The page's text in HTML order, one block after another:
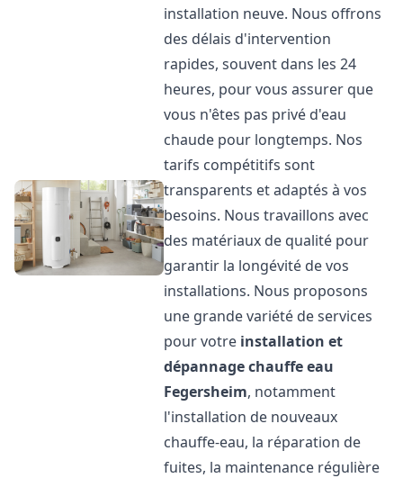
installation neuve. Nous offrons
des délais d'intervention
rapides, souvent dans les 24
heures, pour vous assurer que
vous n'êtes pas privé d'eau
chaude pour longtemps. Nos
tarifs compétitifs sont
transparents et adaptés à vos
besoins. Nous travaillons avec
des matériaux de qualité pour
garantir la longévité de vos
installations. Nous proposons
une grande variété de services
pour votre installation et
dépannage chauffe eau
Fegersheim, notamment
l'installation de nouveaux
chauffe-eau, la réparation de
fuites, la maintenance régulière